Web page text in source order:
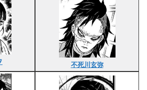
不死川玄弥